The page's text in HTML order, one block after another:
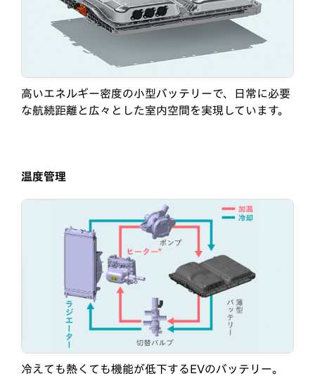
高いエネルギー密度の小型バッテリーで、日常に必要
な航続距離と広々とした室内空間を実現しています。
温度管理
冷えても熱くても機能が低下するEVのバッテリー。